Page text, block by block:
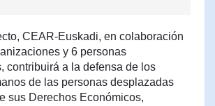
CEAR-Euskadi, en colaboración
y 6 personas
contribuirá a la defensa de los
de las personas desplazadas
sus Derechos Económicos,